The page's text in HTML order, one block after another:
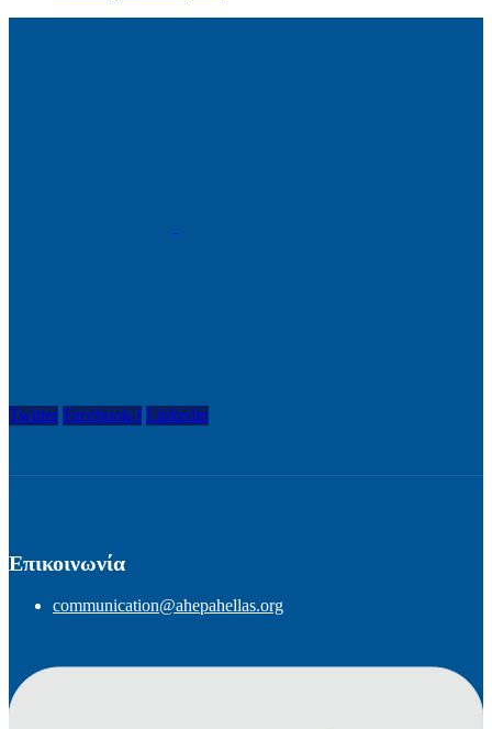
Twitter Facebook-f Linkedin
Επικοινωνία
communication@ahepahellas.org